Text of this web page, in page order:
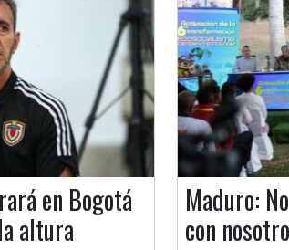
en Bogotá
altura
Maduro:
con